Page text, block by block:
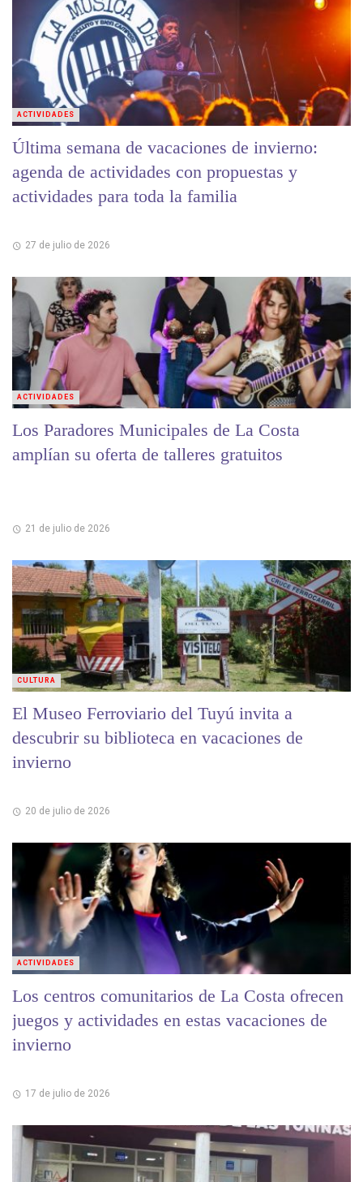
Última semana de vacaciones de invierno:
agenda de actividades con propuestas y
actividades para toda la familia
27 de julio de 2026
ACTIVIDADES
Los Paradores Municipales de La Costa
amplían su oferta de talleres gratuitos
21 de julio de 2026
ACTIVIDADES
El Museo Ferroviario del Tuyú invita a
descubrir su biblioteca en vacaciones de
invierno
20 de julio de 2026
CULTURA
Los centros comunitarios de La Costa ofrecen
juegos y actividades en estas vacaciones de
invierno
17 de julio de 2026
ACTIVIDADES